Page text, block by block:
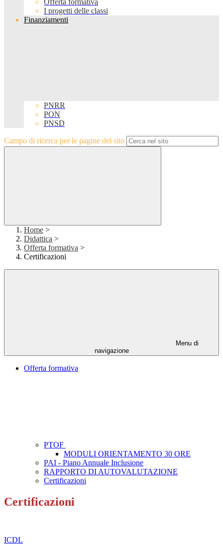
Offerta formativa
I progetti delle classi
Finanziamenti
PNRR
PON
PNSD
Campo di ricerca per le pagine del sito
Home >
Didattica >
Offerta formativa >
Certificazioni
Menu di
navigazione
Offerta formativa
PTOF
MODULI ORIENTAMENTO 30 ORE
PAI - Piano Annuale Inclusione
RAPPORTO DI AUTOVALUTAZIONE
Certificazioni
Certificazioni
ICDL